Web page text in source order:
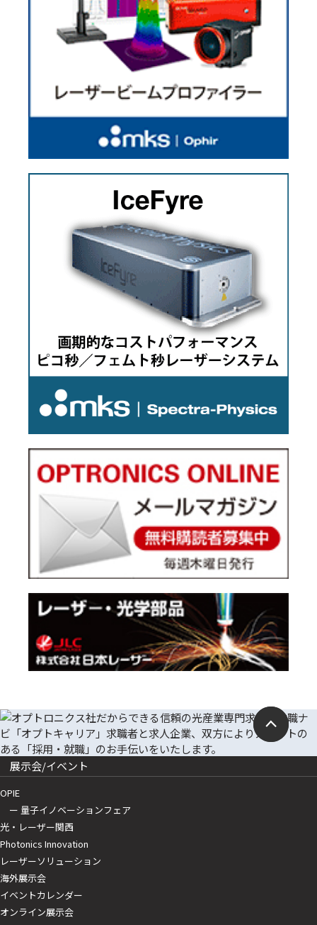
展示会/イベント
OPIE
ー 量子イノベーションフェア
光・レーザー関西
Photonics Innovation
レーザーソリューション
海外展示会
イベントカレンダー
オンライン展示会